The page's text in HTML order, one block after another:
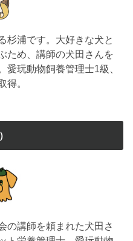
杉浦です。大好きな犬と
ため、講師の犬田さんを
愛玩動物飼養管理士1級、
得。
の講師を頼まれた犬田さ